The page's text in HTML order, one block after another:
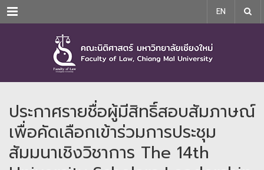
Menu EN
ประกาศรายชื่อผู้มีสิทธิ์สอบสัมภาษณ์
เพื่อคัดเลือกเข้าร่วมการประชุม
สัมมนาเชิงวิชาการ The 14th